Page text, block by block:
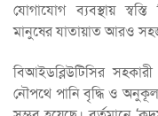
যোগাযোগ ব্যবস্থায় স্বস্তি
মানুষের যাতায়াত আরও
বিআইডব্লিউটিসির
নৌপথে পানি বৃদ্ধি ও অনুকূল